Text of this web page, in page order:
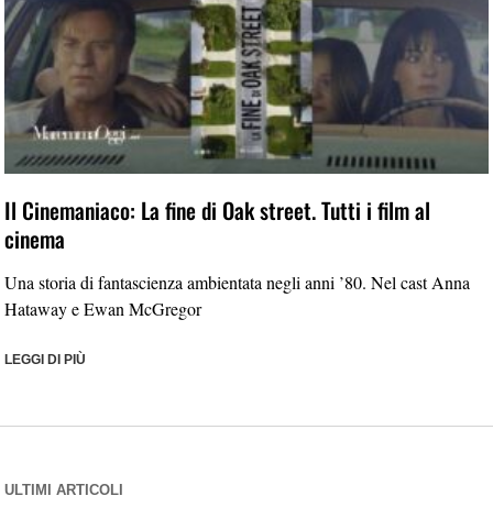
Il Cinemaniaco: La fine di Oak street. Tutti i film al
cinema
Una storia di fantascienza ambientata negli anni ’80. Nel cast Anna
Hataway e Ewan McGregor
LEGGI DI PIÙ
ULTIMI ARTICOLI